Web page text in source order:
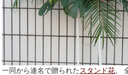
一同から連名で贈られた スタンド花。